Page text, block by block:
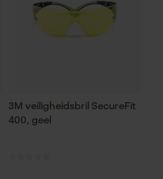
3M veiligheidsbril SecureFit
400, geel